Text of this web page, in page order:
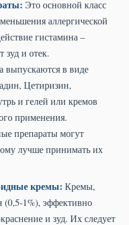
Это основной класс
аллергической
гистамина –
зуд и отек.
выпускаются в виде
Цетиризин,
и гелей или кремов
применения.
препараты могут
лучше принимать их
кремы: Кремы,
(0,5-1%), эффективно
и зуд. Их следует